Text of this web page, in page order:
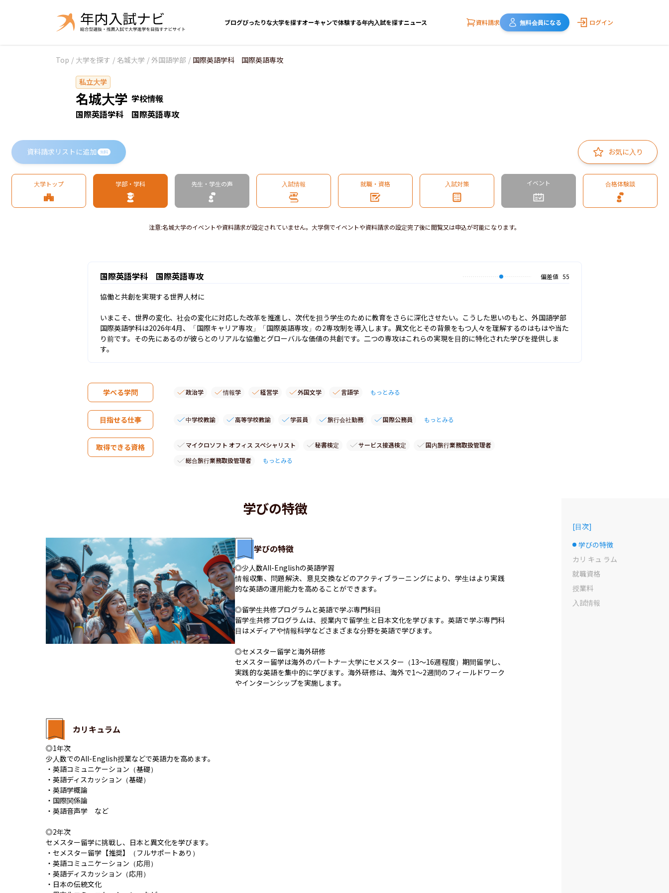
ブログぴったりな大学を探すオーキャンで体験する年内入試を探すニュース 資料請求 無料会員になる ログイン
Top / 大学を探す / 名城大学 / 外国語学部 / 国際英語学科 国際英語専攻
私立大学
名城大学 学校情報
国際英語学科 国際英語専攻
資料請求リストに追加 無料 お気に入り
大学トップ 学部・学科 先生・学生の声 入試情報 就職・資格 入試対策 イベント 合格体験談
注意:名城大学のイベントや資料請求が設定されていません。大学側でイベントや資料請求の設定完了後に閲覧又は申込が可能になります。
国際英語学科 国際英語専攻 偏差値 55
協働と共創を実現する世界人材に
いまこそ、世界の変化、社会の変化に対応した改革を推進し、次代を担う学生のために教育をさらに深化させたい。こうした思いのもと、外国語学部
国際英語学科は2026年4月、「国際キャリア専攻」「国際英語専攻」の2専攻制を導入します。異文化とその背景をもつ人々を理解するのはもはや当た
り前です。その先にあるのが彼らとのリアルな協働とグローバルな価値の共創です。二つの専攻はこれらの実現を目的に特化された学びを提供しま
す。
学べる学問 政治学 情報学 経営学 外国文学 言語学 もっとみる
目指せる仕事 中学校教諭 高等学校教諭 学芸員 旅行会社勤務 国際公務員 もっとみる
取得できる資格 マイクロソフト オフィス スペシャリスト 秘書検定 サービス接遇検定
国内旅行業務取扱管理者
総合旅行業務取扱管理者
もっとみる
学びの特徴
学びの特徴
◎少人数AIl-Englishの英語学習
情報収集、問題解決、意見交換などのアクティブラーニングにより、学生はより実践
的な英語の運用能力を高めることができます。
◎留学生共修プログラムと英語で学ぶ専門科目
留学生共修プログラムは、授業内で留学生と日本文化を学びます。英語で学ぶ専門科
目はメディアや情報科学などさまざまな分野を英語で学びます。
◎セメスター留学と海外研修
セメスター留学は海外のパートナー大学にセメスター（13～16週程度）期間留学し、
実践的な英語を集中的に学びます。海外研修は、海外で1～2週間のフィールドワーク
やインターンシップを実施します。
カリキュラム
◎1年次
少人数でのAll-English授業などで英語力を高めます。
・英語コミュニケーション（基礎）
・英語ディスカッション（基礎）
・英語学概論
・国際関係論
・英語音声学　など
◎2年次
セメスター留学に挑戦し、日本と異文化を学びます。
・セメスター留学【推奨】（フルサポートあり）
・英語コミュニケーション（応用）
・英語ディスカッション（応用）
・日本の伝統文化
[目次]
選択中のドット
学びの特徴
カリ キュ ラム
就職資格
授業料
入試情報